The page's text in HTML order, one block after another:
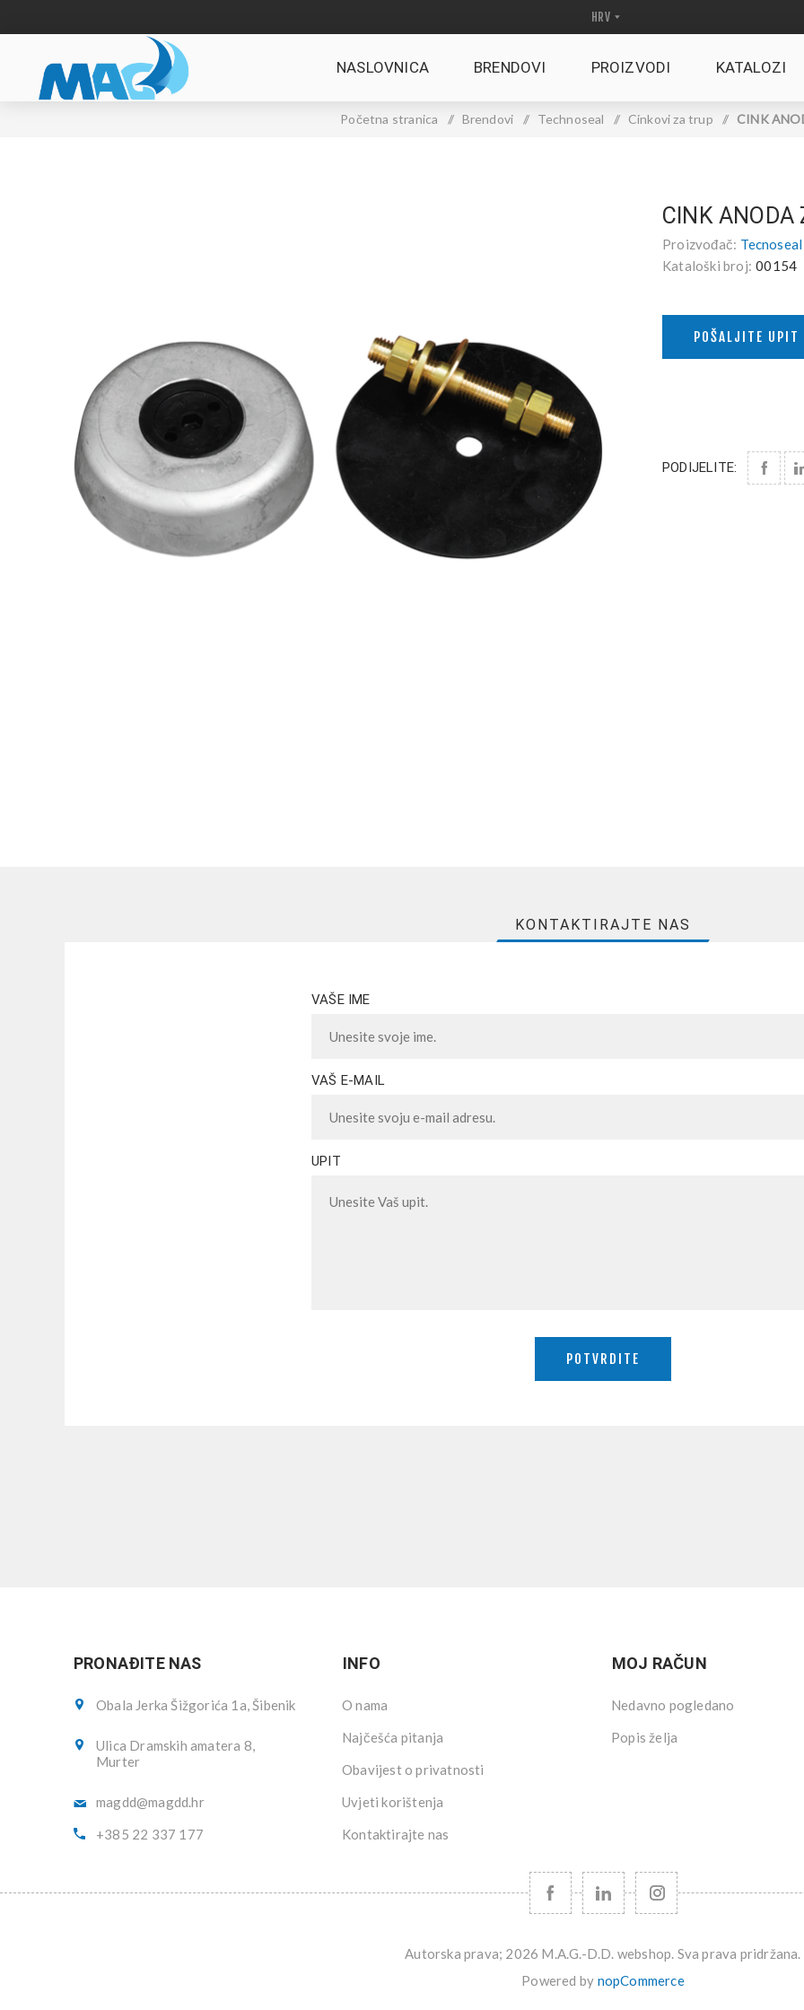
NASLOVNICA BRENDOVI PROIZVODI KATALOZI
Početna stranica / Brendovi / Technoseal / Cinkovi za trup / CINK
CINK ANODA
Proizvođač: Tecnoseal
Kataloški broj: 00154
POŠALJITE UPIT
PODIJELITE:
KONTAKTIRAJTE NAS
VAŠE IME
VAŠ E-MAIL
UPIT
PRONAĐITE NAS
Obala Jerka Šižgorića 1a, Šibenik
Ulica Dramskih amatera 8,
Murter
magdd@magdd.hr
+385 22 337 177
INFO
O nama
Najčešća pitanja
Obavijest o privatnosti
Uvjeti korištenja
Kontaktirajte nas
MOJ RAČUN
Nedavno pogledano
Popis želja
Autorska prava; 2026 M.A.G.-D.D. webshop. Sva prava pridržana.
Powered by nopCommerce